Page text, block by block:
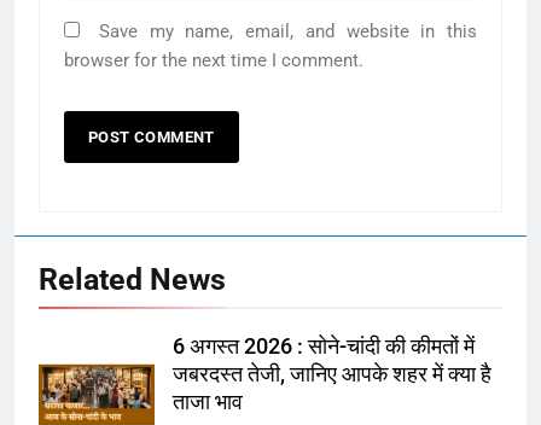
Save my name, email, and website in this
browser for the next time I comment.
Related News
6 अगस्त 2026 : सोने-चांदी की कीमतों में
जबरदस्त तेजी, जानिए आपके शहर में क्या है
ताजा भाव